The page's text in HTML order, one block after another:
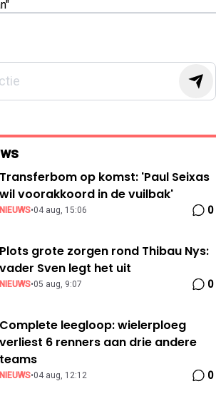
Transferbom op komst: 'Paul Seixas
wil voorakkoord in de vuilbak'
NIEUWS•04 aug, 15:06 0
Plots grote zorgen rond Thibau Nys:
vader Sven legt het uit
NIEUWS•05 aug, 9:07 0
Complete leegloop: wielerploeg
verliest 6 renners aan drie andere
teams
NIEUWS•04 aug, 12:12 0